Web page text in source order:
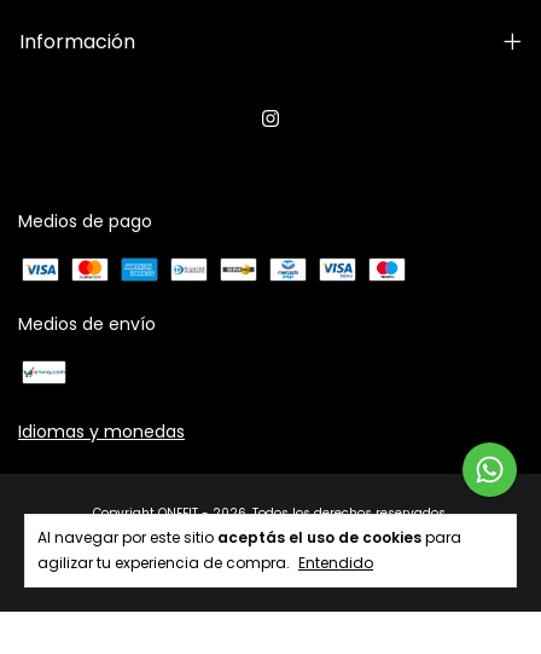
Al navegar por este sitio aceptás el uso de cookiespara
agilizar tu experiencia de compra. Entendido
Información
Medios de pago
Medios de envío
Idiomas y monedas
Copyright ONEFIT - 2026. Todos los derechos reservados.